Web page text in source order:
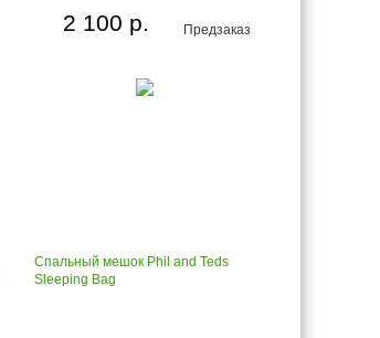
Предзаказ
2 100 р.
Спальный мешок Phil and Teds
Sleeping Bag